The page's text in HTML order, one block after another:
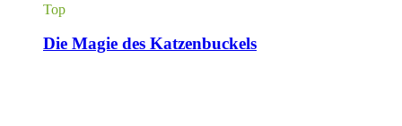
Top
Die Magie des Katzenbuckels